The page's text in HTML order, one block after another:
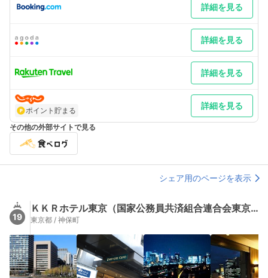
詳細を見る
詳細を見る
詳細を見る
ポイント貯まる 詳細を見る
その他の外部サイトで見る
シェア用のページを表示
19
ＫＫＲホテル東京（国家公務員共済組合連合会東京共済会館）
東京都 / 神保町